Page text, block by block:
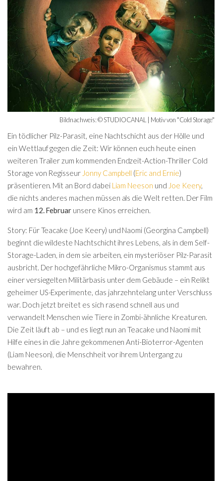
Bildnachweis: © STUDIOCANAL | Motiv von "Cold Storage"
Ein tödlicher Pilz-Parasit, eine Nachtschicht aus der Hölle und
ein Wettlauf gegen die Zeit: Wir können euch heute einen
weiteren Trailer zum kommenden Endzeit-Action-Thriller Cold
Storage von Regisseur Jonny Campbell (Eric and Ernie)
präsentieren. Mit an Bord dabei Liam Neeson und Joe Keery,
die nichts anderes machen müssen als die Welt retten. Der Film
wird am 12. Februar unsere Kinos erreichen.
Story: Für Teacake (Joe Keery) und Naomi (Georgina Campbell)
beginnt die wildeste Nachtschicht ihres Lebens, als in dem Self-
Storage-Laden, in dem sie arbeiten, ein mysteriöser Pilz-Parasit
ausbricht. Der hochgefährliche Mikro-Organismus stammt aus
einer versiegelten Militärbasis unter dem Gebäude – ein Relikt
geheimer US-Experimente, das jahrzehntelang unter Verschluss
war. Doch jetzt breitet es sich rasend schnell aus und
verwandelt Menschen wie Tiere in Zombi-ähnliche Kreaturen.
Die Zeit läuft ab – und es liegt nun an Teacake und Naomi mit
Hilfe eines in die Jahre gekommenen Anti-Bioterror-Agenten
(Liam Neeson), die Menschheit vor ihrem Untergang zu
bewahren.